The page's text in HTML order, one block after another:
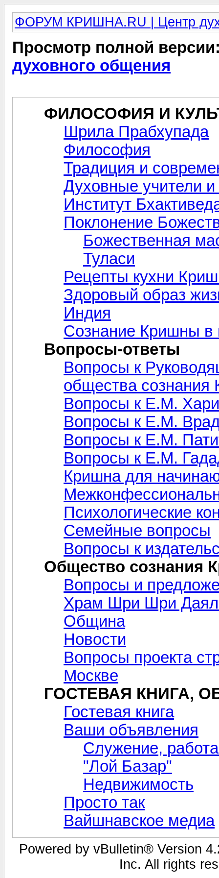
ФОРУМ КРИШНА.RU | Центр
Просмотр полной
духовного общения
ФИЛОСОФИЯ И
Шрила Прабхупада
Философия
Традиция и
Духовные учители
Институт
Поклонение
Божественная
Туласи
Рецепты кухни
Здоровый образ
Индия
Сознание Кришны в
Вопросы-ответы
Вопросы к
общества
Вопросы к Е.М.
Вопросы к Е.М.
Вопросы к Е.М.
Вопросы к Е.М.
Кришна для
Психологические
Семейные вопросы
Вопросы к
Общество сознания
Вопросы и
Храм Шри Шри
Община
Новости
Вопросы проекта
Москве
ГОСТЕВАЯ КНИГА,
Гостевая книга
Ваши объявления
Служение,
"Лой Базар"
Недвижимость
Просто так
Вайшнавское медиа
Powered by vBulletin® Version
Inc. All rights